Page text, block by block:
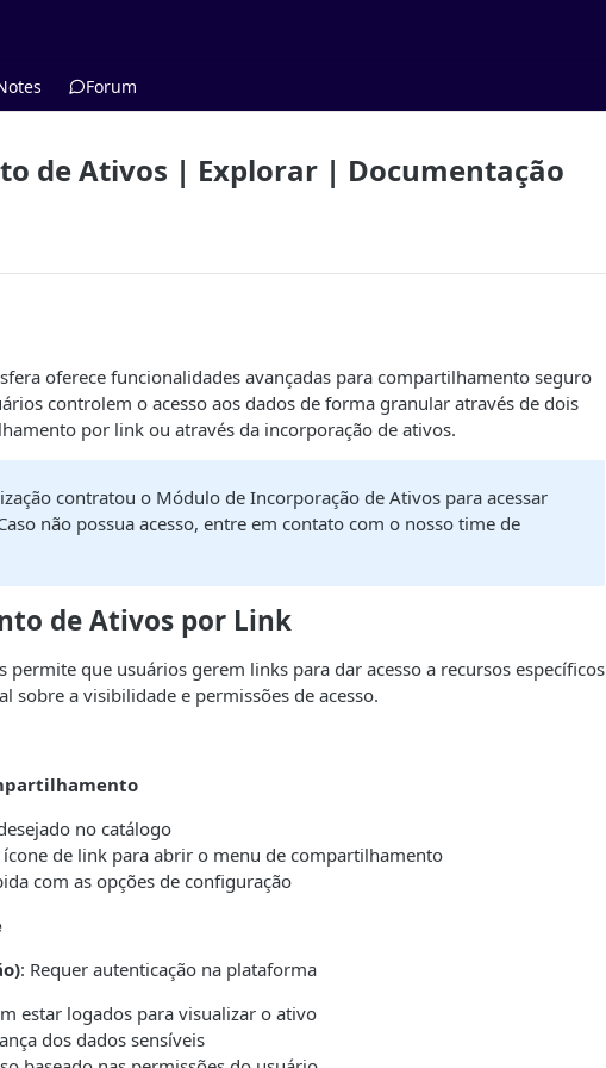
Forum
de Ativos | Explorar | Documentação
oferece funcionalidades avançadas para compartilhamento seguro
controlem o acesso aos dados de forma granular através de dois
por link ou através da incorporação de ativos.
contratou o Módulo de Incorporação de Ativos para acessar
não possua acesso, entre em contato com o nosso time de
de Ativos por Link
que usuários gerem links para dar acesso a recursos específicos
sobre a visibilidade e permissões de acesso.
no catálogo
de link para abrir o menu de compartilhamento
com as opções de configuração
: Requer autenticação na plataforma
estar logados para visualizar o ativo
dos dados sensíveis